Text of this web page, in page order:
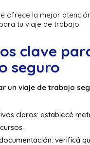
ofrece la mejor
tu viaje de trabajo!
clave
seguro
un viaje de trabajo
claros: establecé
verificá